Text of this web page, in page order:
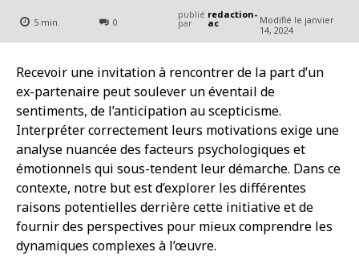
5 min. 0
publié
par
redaction-
ac Modifié le janvier
14, 2024
Recevoir une invitation à rencontrer de la part d’un
ex-partenaire peut soulever un éventail de
sentiments, de l’anticipation au scepticisme.
Interpréter correctement leurs motivations exige une
analyse nuancée des facteurs psychologiques et
émotionnels qui sous-tendent leur démarche. Dans ce
contexte, notre but est d’explorer les différentes
raisons potentielles derrière cette initiative et de
fournir des perspectives pour mieux comprendre les
dynamiques complexes à l’œuvre.